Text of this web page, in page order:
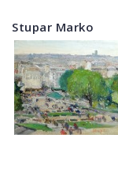
Stupar Marko